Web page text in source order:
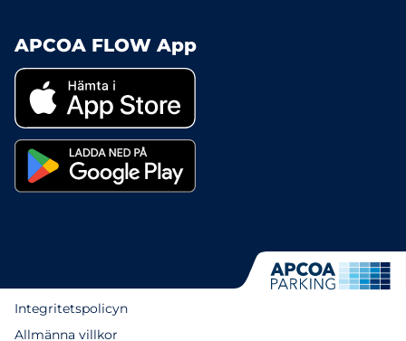
APCOA FLOW App
Integritetspolicyn
Allmänna villkor